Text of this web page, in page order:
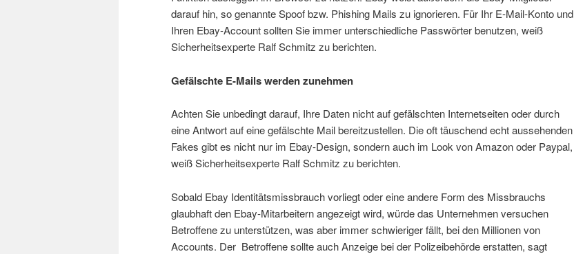
darauf hin, so genannte Spoof bzw. Phishing Mails zu ignorieren. Für Ihr E-Mail-Konto und
Ihren Ebay-Account sollten Sie immer unterschiedliche Passwörter benutzen, weiß
Sicherheitsexperte Ralf Schmitz zu berichten.
Gefälschte E-Mails werden zunehmen
Achten Sie unbedingt darauf, Ihre Daten nicht auf gefälschten Internetseiten oder durch
eine Antwort auf eine gefälschte Mail bereitzustellen. Die oft täuschend echt aussehenden
Fakes gibt es nicht nur im Ebay-Design, sondern auch im Look von Amazon oder Paypal,
weiß Sicherheitsexperte Ralf Schmitz zu berichten.
Sobald Ebay Identitätsmissbrauch vorliegt oder eine andere Form des Missbrauchs
glaubhaft den Ebay-Mitarbeitern angezeigt wird, würde das Unternehmen versuchen
Betroffene zu unterstützen, was aber immer schwieriger fällt, bei den Millionen von
Accounts. Der Betroffene sollte auch Anzeige bei der Polizeibehörde erstatten, sagt